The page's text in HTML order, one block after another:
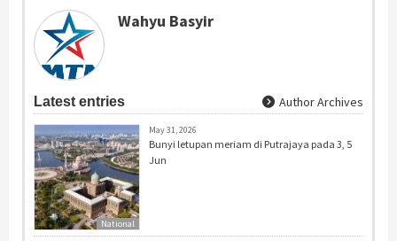
Wahyu Basyir
Latest entries Author Archives
National
May 31, 2026
Bunyi letupan meriam di Putrajaya pada 3, 5
Jun